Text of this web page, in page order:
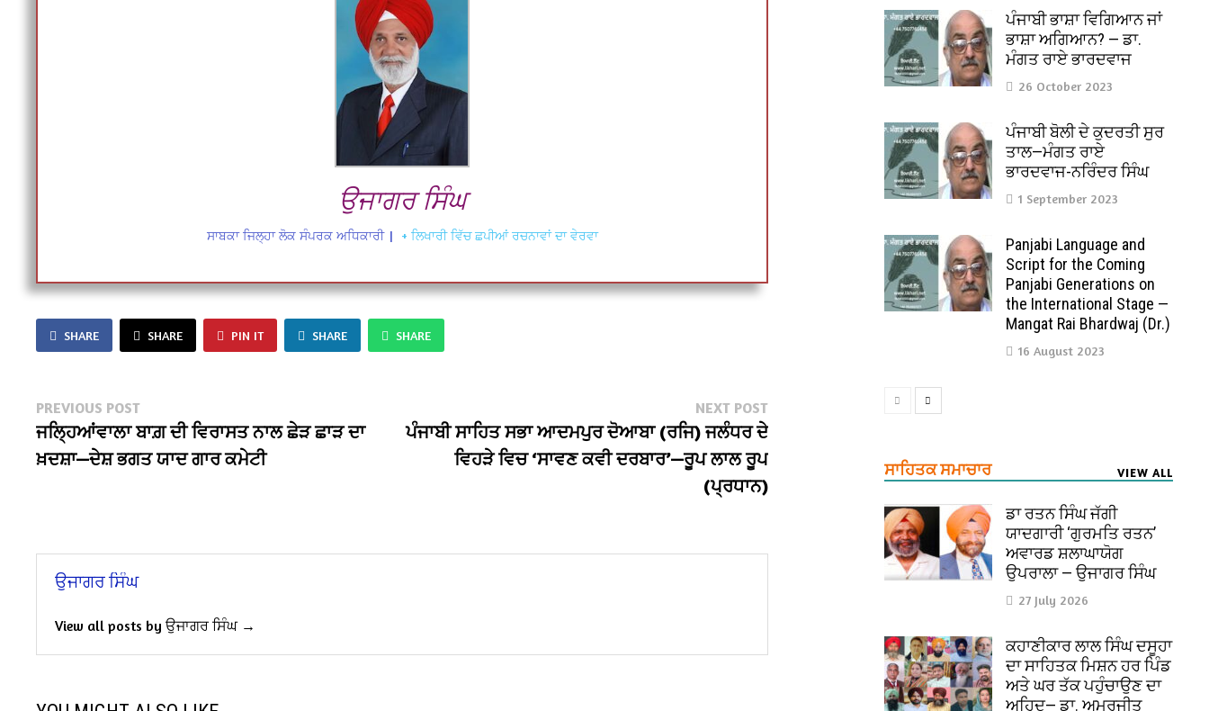
ਉਜਾਗਰ ਸਿੰਘ
ਸਾਬਕਾ ਜਿਲ੍ਹਾ ਲੋਕ ਸੰਪਰਕ ਅਧਿਕਾਰੀ | + ਲਿਖਾਰੀ ਵਿੱਚ ਛਪੀਆਂ ਰਚਨਾਵਾਂ ਦਾ ਵੇਰਵਾ
SHARE SHARE PIN IT SHARE SHARE
Post
navigation
PREVIOUS POSTPrevious
post:
ਜਲ੍ਹਿਆਂਵਾਲਾ ਬਾਗ਼ ਦੀ ਵਿਰਾਸਤ ਨਾਲ ਛੇੜ ਛਾੜ ਦਾ
ਖ਼ਦਸ਼ਾ—ਦੇਸ਼ ਭਗਤ ਯਾਦ ਗਾਰ ਕਮੇਟੀ
NEXT POSTNext
post:
ਪੰਜਾਬੀ ਸਾਹਿਤ ਸਭਾ ਆਦਮਪੁਰ ਦੋਆਬਾ (ਰਜਿ) ਜਲੰਧਰ ਦੇ
ਵਿਹੜੇ ਵਿਚ ‘ਸਾਵਣ ਕਵੀ ਦਰਬਾਰ’—ਰੂਪ ਲਾਲ ਰੂਪ
(ਪ੍ਰਧਾਨ)
ਉਜਾਗਰ ਸਿੰਘ
View all posts by ਉਜਾਗਰ ਸਿੰਘ →
ਪੰਜਾਬੀ ਭਾਸ਼ਾ ਵਿਗਿਆਨ ਜਾਂ
ਭਾਸ਼ਾ ਅਗਿਆਨ? — ਡਾ.
ਮੰਗਤ ਰਾਏ ਭਾਰਦਵਾਜ
26 October 2023
ਪੰਜਾਬੀ ਬੋਲੀ ਦੇ ਕੁਦਰਤੀ ਸੁਰ
ਤਾਲ—ਮੰਗਤ ਰਾਏ
ਭਾਰਦਵਾਜ-ਨਰਿੰਦਰ ਸਿੰਘ
1 September 2023
Panjabi Language and
Script for the Coming
Panjabi Generations on
the International Stage —
Mangat Rai Bhardwaj (Dr.)
16 August 2023
ਸਾਹਿਤਕ ਸਮਾਚਾਰ VIEW ALL
ਡਾ ਰਤਨ ਸਿੰਘ ਜੱਗੀ
ਯਾਦਗਾਰੀ ‘ਗੁਰਮਤਿ ਰਤਨ’
ਅਵਾਰਡ ਸ਼ਲਾਘਾਯੋਗ
ਉਪਰਾਲਾ — ਉਜਾਗਰ ਸਿੰਘ
27 July 2026
ਕਹਾਣੀਕਾਰ ਲਾਲ ਸਿੰਘ ਦਸੂਹਾ
ਦਾ ਸਾਹਿਤਕ ਮਿਸ਼ਨ ਹਰ ਪਿੰਡ
ਅਤੇ ਘਰ ਤੱਕ ਪਹੁੰਚਾਉਣ ਦਾ
ਅਹਿਦ— ਡਾ. ਅਮਰਜੀਤ